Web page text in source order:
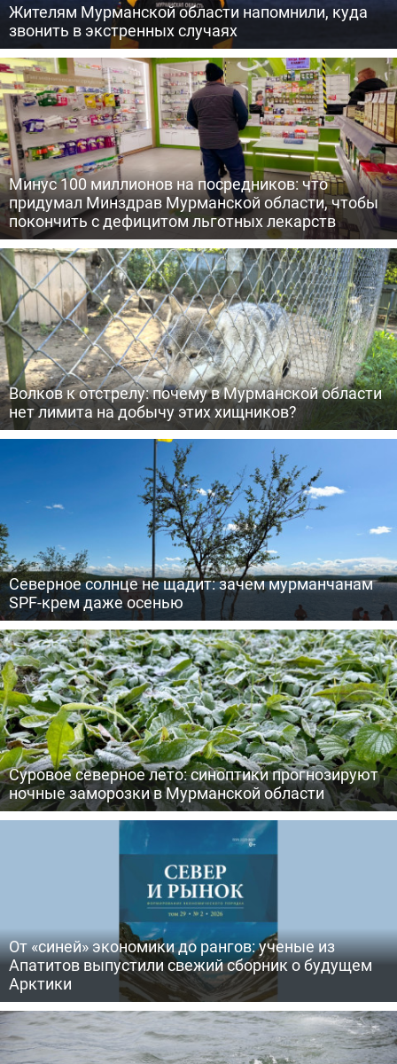
Жителям Мурманской области напомнили, куда
звонить в экстренных случаях
Минус 100 миллионов на посредников: что
придумал Минздрав Мурманской области, чтобы
покончить с дефицитом льготных лекарств
Волков к отстрелу: почему в Мурманской области
нет лимита на добычу этих хищников?
Северное солнце не щадит: зачем мурманчанам
SPF-крем даже осенью
Суровое северное лето: синоптики прогнозируют
ночные заморозки в Мурманской области
От «синей» экономики до рангов: ученые из
Апатитов выпустили свежий сборник о будущем
Арктики